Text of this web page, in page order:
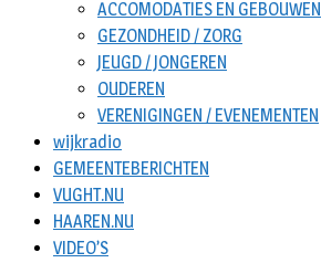
ACCOMODATIES EN GEBOUWEN
GEZONDHEID / ZORG
JEUGD / JONGEREN
OUDEREN
VERENIGINGEN / EVENEMENTEN
wijkradio
GEMEENTEBERICHTEN
VUGHT.NU
HAAREN.NU
VIDEO’S